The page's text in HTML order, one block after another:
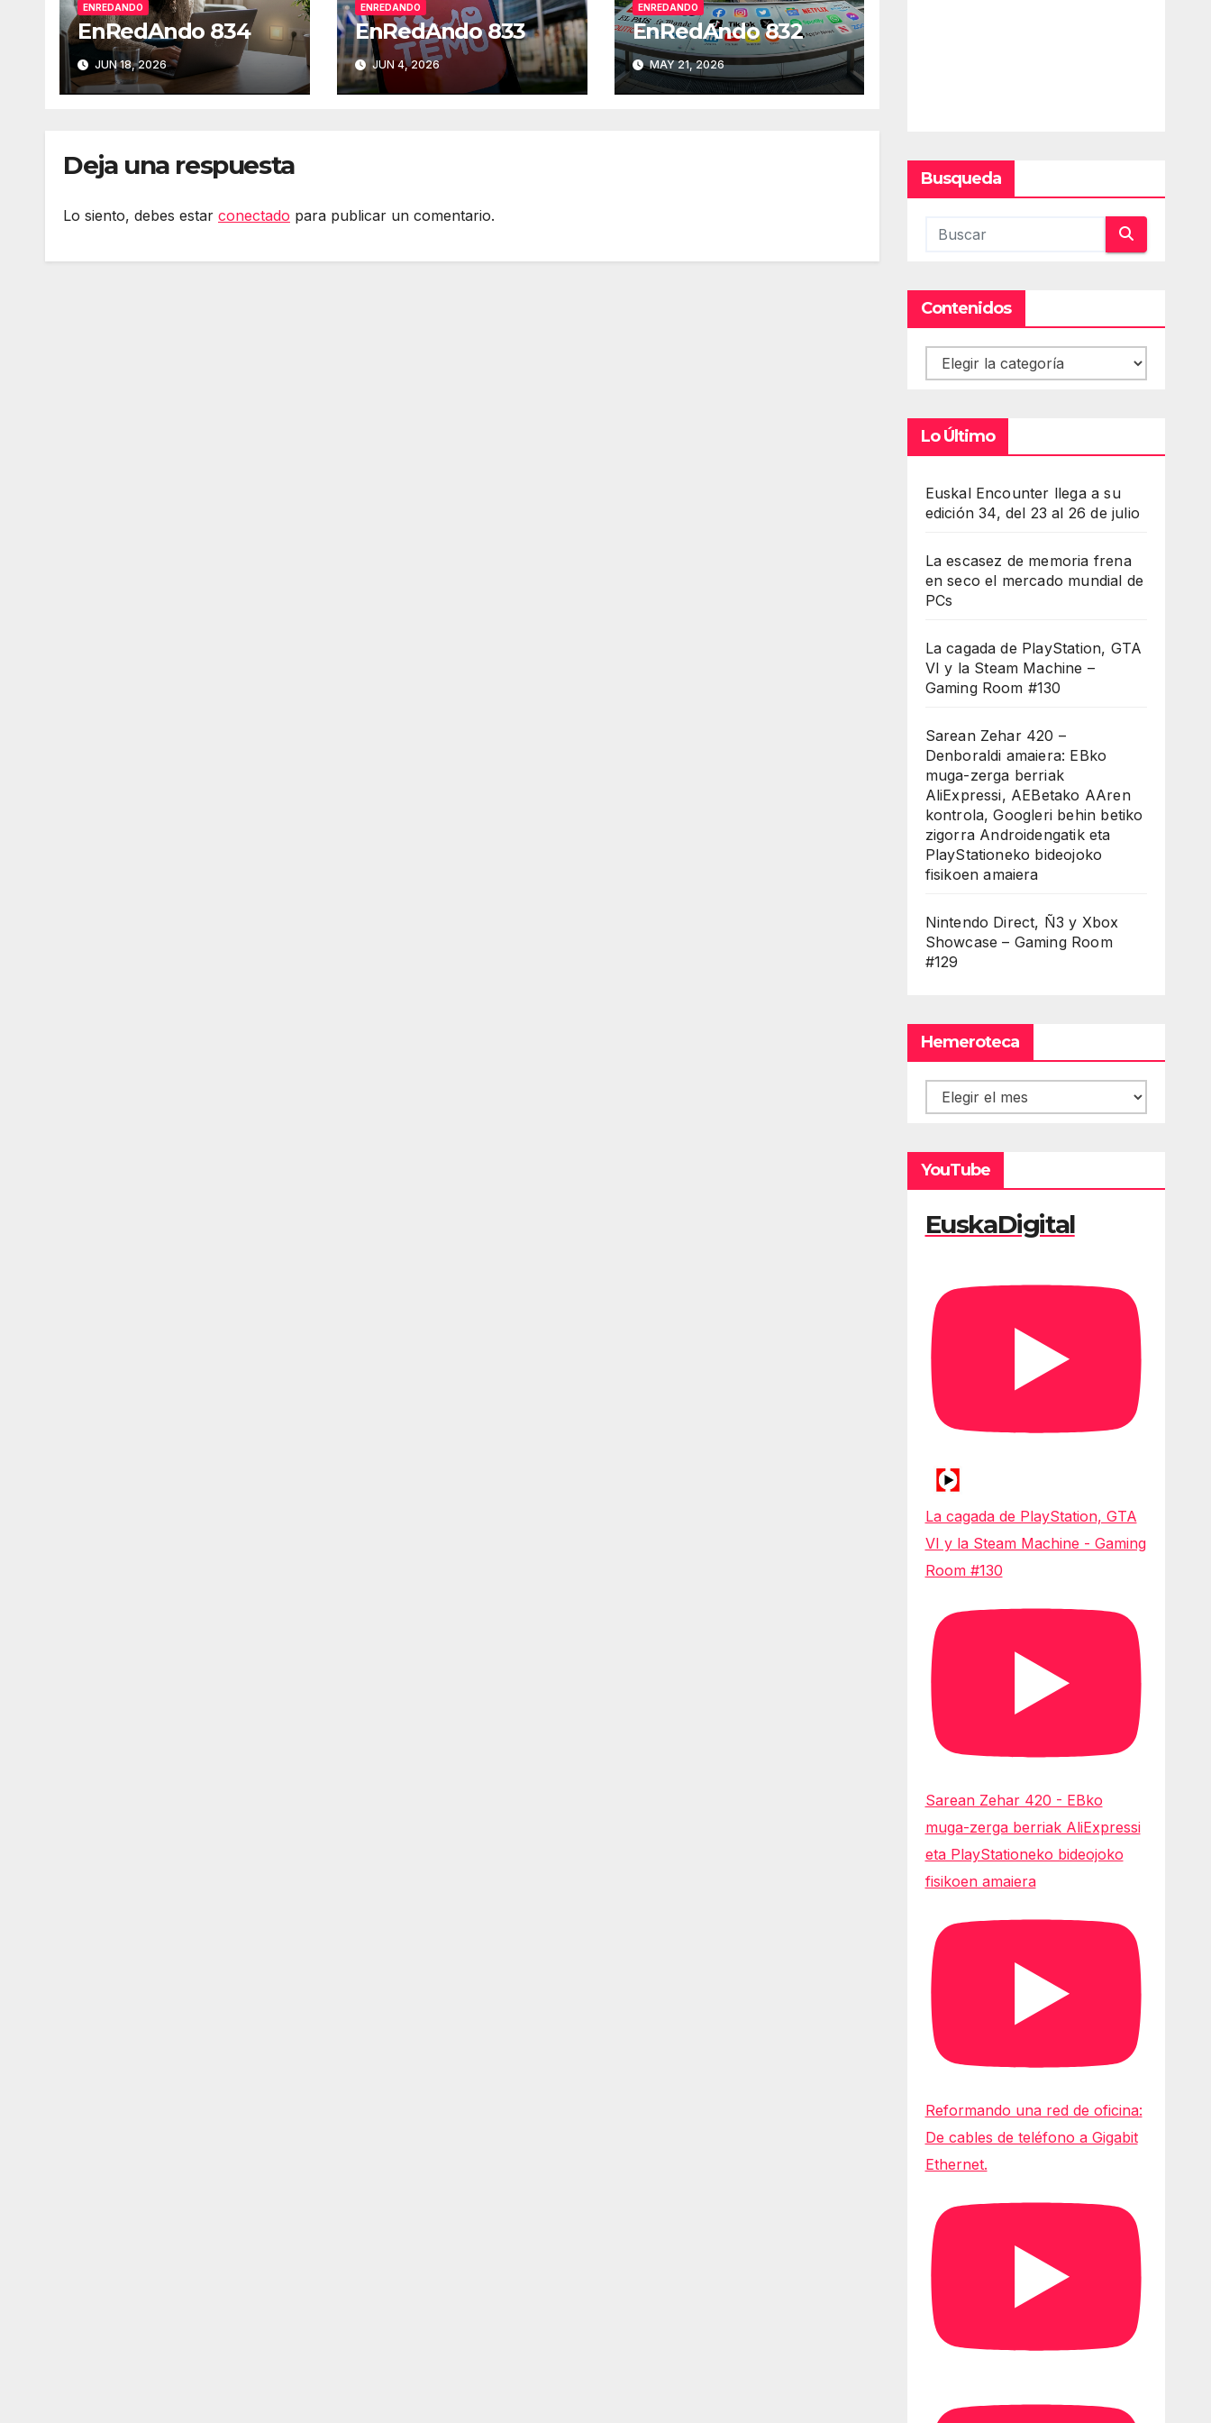
ENREDANDO
EnRedAndo 834
JUN 18, 2026
ENREDANDO
EnRedAndo 833
JUN 4, 2026
ENREDANDO
EnRedAndo 832
MAY 21, 2026
Deja una respuesta
Lo siento, debes estar conectado para publicar un comentario.
Busqueda
Contenidos
Contenidos
Lo Último
Euskal Encounter llega a su
edición 34, del 23 al 26 de julio
La escasez de memoria frena
en seco el mercado mundial de
PCs
La cagada de PlayStation, GTA
VI y la Steam Machine –
Gaming Room #130
Sarean Zehar 420 –
Denboraldi amaiera: EBko
muga-zerga berriak
AliExpressi, AEBetako AAren
kontrola, Googleri behin betiko
zigorra Androidengatik eta
PlayStationeko bideojoko
fisikoen amaiera
Nintendo Direct, Ñ3 y Xbox
Showcase – Gaming Room
#129
Hemeroteca
Hemeroteca
YouTube
EuskaDigital
La cagada de PlayStation, GTA
VI y la Steam Machine - Gaming
Room #130
Sarean Zehar 420 - EBko
muga-zerga berriak AliExpressi
eta PlayStationeko bideojoko
fisikoen amaiera
Reformando una red de oficina:
De cables de teléfono a Gigabit
Ethernet.